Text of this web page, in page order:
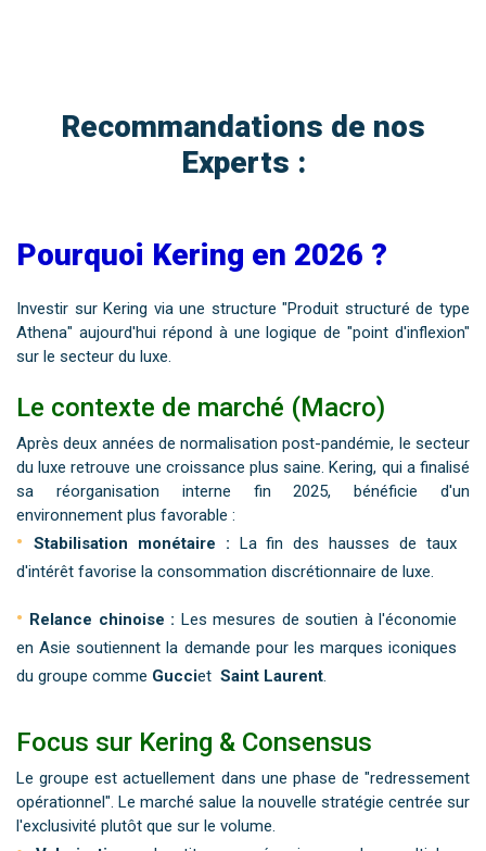
Recommandations de nos
Experts :
Pourquoi Kering en 2026 ?
Investir sur Kering via une structure "Produit structuré de type
Athena" aujourd'hui répond à une logique de "point d'inflexion"
sur le secteur du luxe.
Le contexte de marché (Macro)
Après deux années de normalisation post-pandémie, le secteur
du luxe retrouve une croissance plus saine. Kering, qui a finalisé
sa réorganisation interne fin 2025, bénéficie d'un
environnement plus favorable :
Stabilisation monétaire : La fin des hausses de taux
d'intérêt favorise la consommation discrétionnaire de luxe.
Relance chinoise : Les mesures de soutien à l'économie
en Asie soutiennent la demande pour les marques iconiques
du groupe comme Gucciet Saint Laurent.
Focus sur Kering & Consensus
Le groupe est actuellement dans une phase de "redressement
opérationnel". Le marché salue la nouvelle stratégie centrée sur
l'exclusivité plutôt que sur le volume.